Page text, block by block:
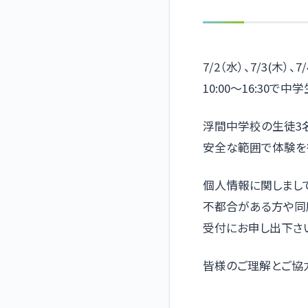
7/2（水）、7/3(木）、
10:00〜16:30で中
浮間中学校の生徒3
安全な範囲で体験を
個人情報に関しまし
不都合がある方や
受付にお申し出下さ
皆様のご理解とご協